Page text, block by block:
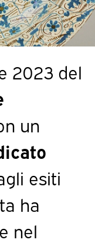
2023 del
un
esiti
ha
nel